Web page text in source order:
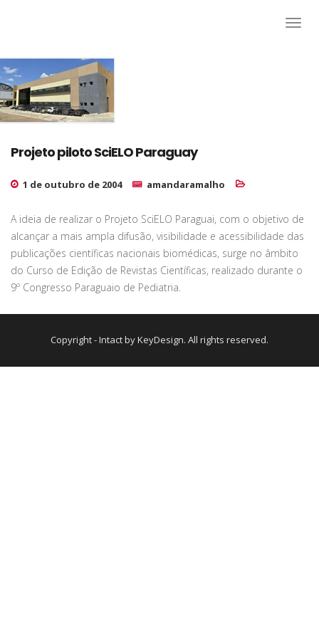
Projeto piloto SciELO Paraguay
1 de outubro de 2004 amandaramalho
A ideia de realizar o Projeto SciELO Paraguai, com o objetivo de
alcançar a mais ampla difusão, visibilidade e acessibilidade das
publicações científicas nacionais biomédicas, surge no âmbito
do Curso de Edição de Revistas Científicas, realizado durante o
9º Congresso Paraguaio de Pediatria.
Copyright - Intact by KeyDesign. All rights reserved.